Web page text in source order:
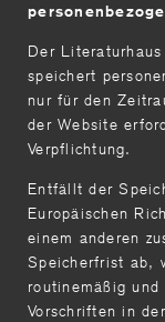
Der
speichert
nur für den
der Website
Verpflichtung.
Entfällt der
Europäischen
einem anderen
Speicherfrist ab,
routinemäßig
Vorschriften in